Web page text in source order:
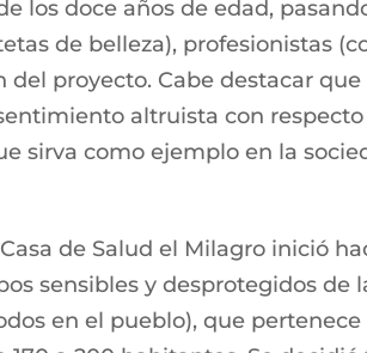
los doce años de edad,
de belleza), profesionistas
proyecto. Cabe destacar
altruista con
sirva como ejemplo en la
de Salud el Milagro inició
sensibles y desprotegidos de
en el pueblo), que